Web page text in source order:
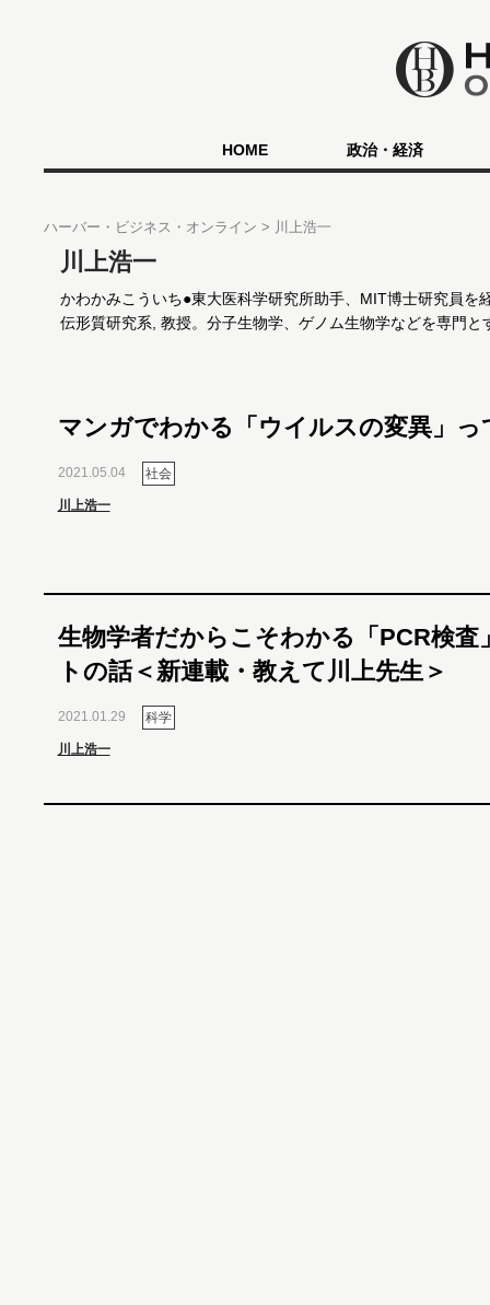
HOME 政治・経済
ハーバー・ビジネス・オンライン 川上浩一
川上浩一
かわかみこういち●東大医科学研究所助手、MIT博士研究員を
伝形質研究系, 教授。分子生物学、ゲノム生物学などを専門と
マンガでわかる「ウイルスの変異」っ
2021.05.04 社会
川上浩一
生物学者だからこそわかる「PCR検査
トの話＜新連載・教えて川上先生＞
2021.01.29 科学
川上浩一